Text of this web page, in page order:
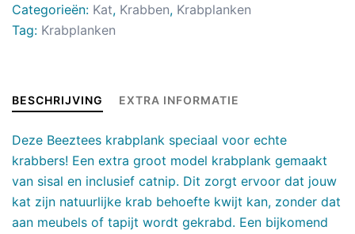
Categorieën: Kat, Krabben, Krabplanken
Tag: Krabplanken
BESCHRIJVING EXTRA INFORMATIE
Deze Beeztees krabplank speciaal voor echte
krabbers! Een extra groot model krabplank gemaakt
van sisal en inclusief catnip. Dit zorgt ervoor dat jouw
kat zijn natuurlijke krab behoefte kwijt kan, zonder dat
aan meubels of tapijt wordt gekrabd. Een bijkomend